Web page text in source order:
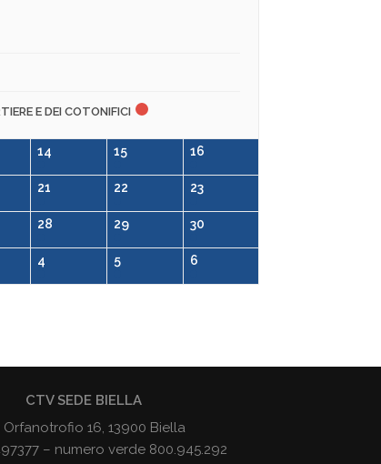
E DEI COTONIFICI
14 15 16
21 22 23
28 29 30
4 5 6
CTV SEDE BIELLA
Orfanotrofio 16, 13900 Biella
– numero verde 800.945.292